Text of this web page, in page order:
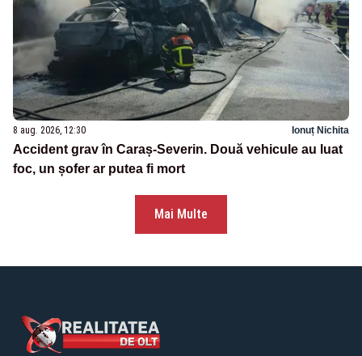
8 aug. 2026, 12:30 Ionuț Nichita
Accident grav în Caraș-Severin. Două vehicule au luat
foc, un șofer ar putea fi mort
Mai Multe